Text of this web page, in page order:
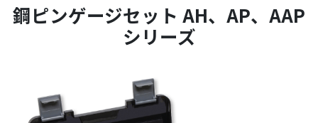
鋼ピンゲージセット AH、AP、AAP
シリーズ